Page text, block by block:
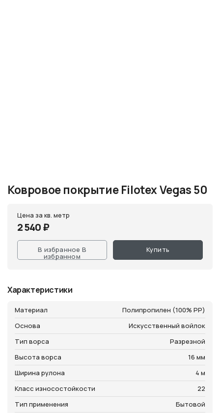
Ковровое покрытие Filotex Vegas 50
Цена за кв. метр
2 540 ₽
В избранное В
избранном
Купить
Характеристики
Материал
Полипропилен (100% PP)
Основа
Искусственный войлок
Тип ворса
Разрезной
Высота ворса
16 мм
Ширина рулона
4 м
Класс износостойкости
22
Тип применения
Бытовой